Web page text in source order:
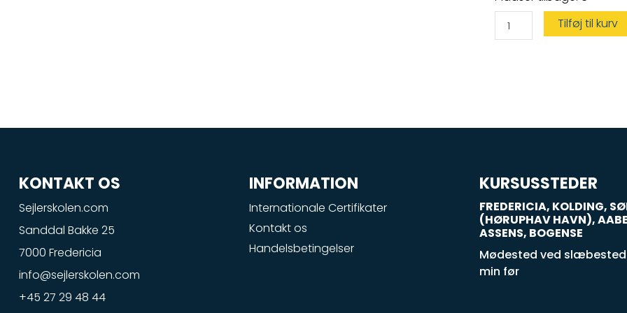
Tilføj til kurv
KONTAKT OS
Sejlerskolen.com
Sanddal Bakke 25
7000 Fredericia
info@sejlerskolen.com
+45 27 29 48 44
INFORMATION
Internationale Certifikater
Kontakt os
Handelsbetingelser
KURSUSSTEDER
FREDERICIA, KOLDING,
(HØRUPHAV HAVN),
ASSENS, BOGENSE
Mødested ved
min før